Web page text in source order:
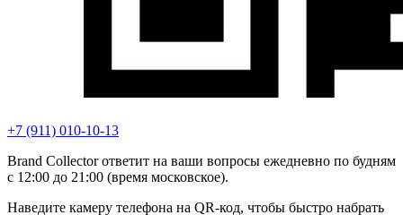
+7 (911) 010-10-13
Brand Collector ответит на ваши вопросы ежедневно по будням
с 12:00 до 21:00 (время московское).
Наведите камеру телефона на QR-код, чтобы быстро набрать